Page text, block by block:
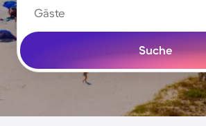
Gäste
Suche